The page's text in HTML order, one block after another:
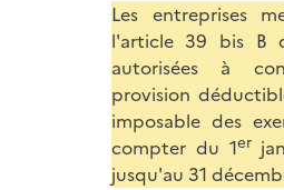
Les entreprises
l'article 39 bis B
autorisées à
provision
imposable des
compter du 1er
jusqu'au 31